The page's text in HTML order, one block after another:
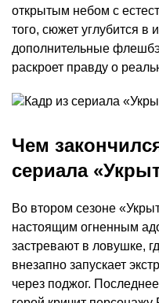
открытым небом с
того, сюжет углубится в
дополнительные
раскроет правду о
Чем
сериала
Во втором сезоне
настоящим огненным
застревают в ловушке,
внезапно запускает
через поджог.